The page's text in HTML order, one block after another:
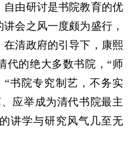
由研讨是书院教育的优
会之风一度颇为盛行，
清政府的引导下，康熙
代的绝大多数书院，“师
书院专究制艺，不务实
应举成为清代书院最主
讲学与研究风气几至无